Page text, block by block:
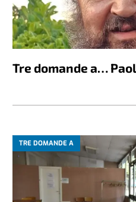
Tre domande a…
TRE DOMANDE A